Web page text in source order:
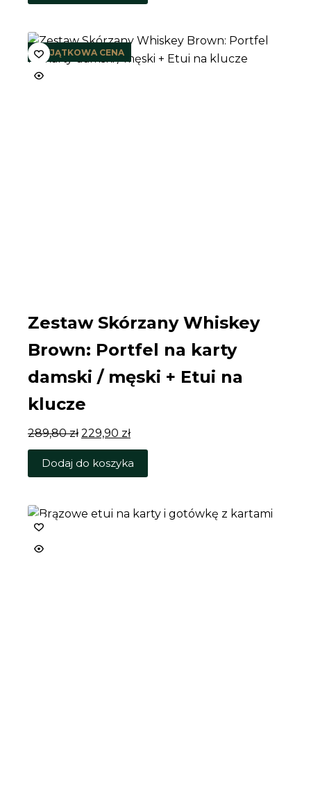
WYJĄTKOWA CENA
Zestaw Skórzany Whiskey
Brown: Portfel na karty
damski / męski + Etui na
klucze
289,80zł Pierwotna
cena
wynosiła:
229,90 złAktualna
cena
wynosi:
Dodaj do koszyka